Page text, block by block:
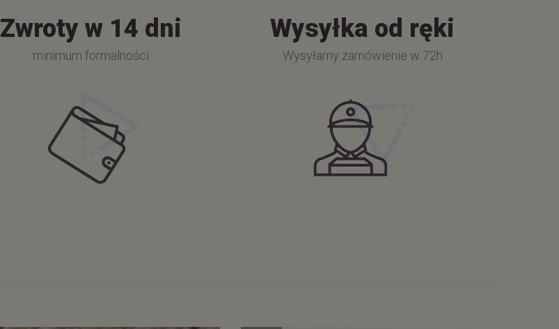
Zwroty w 14 dni
minimum formalności
Wysyłka od ręki
Wysyłamy zamówienie w 72h